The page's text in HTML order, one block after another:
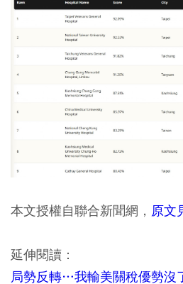
本文授權自聯合新聞網， 原文
延伸閱讀：
局勢反轉…我輸美關稅優勢沒